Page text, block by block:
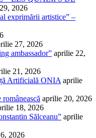
2026
exprimării artistice” –
27, 2026
ambassador” aprilie 22,
21, 2026
Artificială ONIA aprilie
aprilie 20, 2026
18, 2026
Sălceanu” aprilie
2026